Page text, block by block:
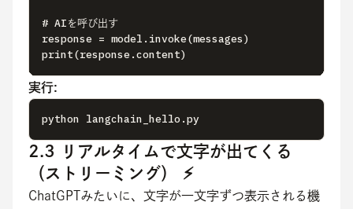
# AIを呼び出す
response = model.invoke(messages)
print(response.content)
実行:
python langchain_hello.py
2.3 リアルタイムで文字が出てくる
（ストリーミング） ⚡
ChatGPTみたいに、文字が一文字ずつ表示される機